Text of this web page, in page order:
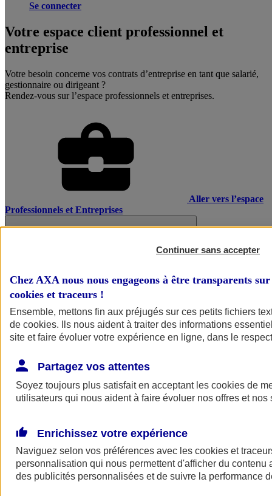
Se connecter
Votre espace client professionnel et
entreprise
Votre besoin concerne vos contrats d’entreprise en tant que salarié,
gestionnaire ou dirigeant ?
Rendez-vous sur l’espace professionnels et entreprises.
Aller vers l’espace
Professionnels et Entreprises
Continuer sans accepter
Chez AXA nous nous engageons à être transparents
cookies et traceurs !
Ensemble, mettons fin aux préjugés sur ces petits fichiers
de cookies. Ils nous aident à traiter des informations
site et faire évoluer votre expérience en ligne, dans le
Partagez vos attentes
Soyez toujours plus satisfait en acceptant les cookies de
utilisateurs qui nous aident à faire évoluer nos offres et nos
Enrichissez votre expérience
Naviguez selon vos préférences avec les cookies et
personnalisation qui nous permettent d'afficher du contenu
des publicités personnalisées et de suivre la performance